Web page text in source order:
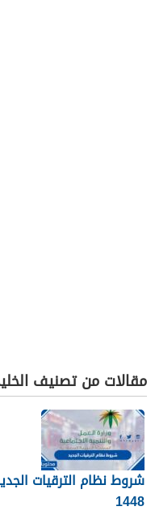
مقالات من تصنيف
شروط نظام الترقيات
1448